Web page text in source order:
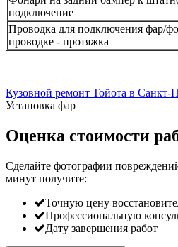
подключение
Проводка для подключения фар/
проводке - протяжка
Кузовной ремонт Тойота в Санкт-
Установка фар
Оценка стоимости
Сделайте фотографии
минут получите:
Точную цену
Профессиональную
Дату завершения работ